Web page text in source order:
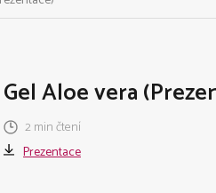
Gel Aloe vera
2 min čtení
Prezentace